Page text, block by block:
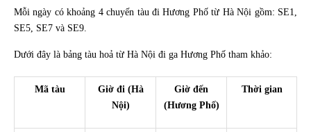
Mỗi ngày có khoảng 4 chuyến tàu đi Hương Phố từ Hà Nội gồm: SE1,
SE5, SE7 và SE9.
Dưới đây là bảng tàu hoả từ Hà Nội đi ga Hương Phố tham khảo:
Mã tàu
Giờ đi (Hà
Nội)
Giờ đến
(Hương Phố)
Thời gian